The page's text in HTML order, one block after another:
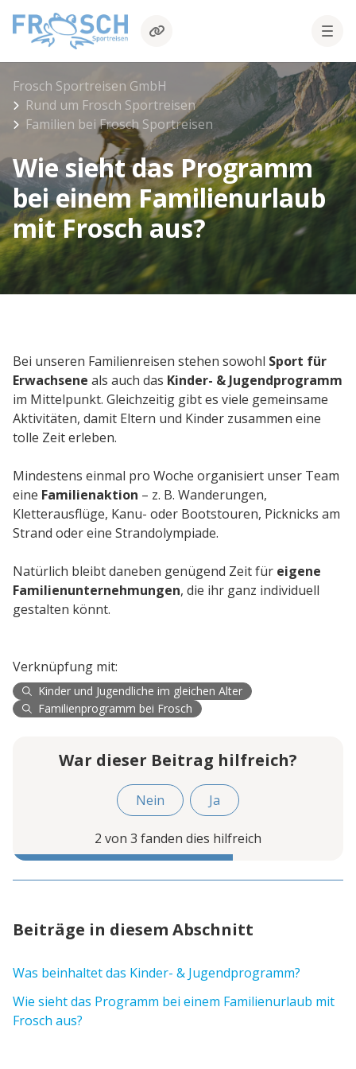
Frosch Sportreisen GmbH
Rund um Frosch Sportreisen
Familien bei Frosch Sportreisen
Wie sieht das Programm
bei einem Familienurlaub
mit Frosch aus?
Bei unseren Familienreisen stehen sowohl Sport für
Erwachsene als auch das Kinder- & Jugendprogramm
im Mittelpunkt. Gleichzeitig gibt es viele gemeinsame
Aktivitäten, damit Eltern und Kinder zusammen eine
tolle Zeit erleben.
Mindestens einmal pro Woche organisiert unser Team
eine Familienaktion – z. B. Wanderungen,
Kletterausflüge, Kanu- oder Bootstouren, Picknicks am
Strand oder eine Strandolympiade.
Natürlich bleibt daneben genügend Zeit für eigene
Familienunternehmungen, die ihr ganz individuell
gestalten könnt.
Verknüpfung mit:
Kinder und Jugendliche im gleichen Alter
Familienprogramm bei Frosch
War dieser Beitrag hilfreich?
Nein Ja
2 von 3 fanden dies hilfreich
Beiträge in diesem Abschnitt
Was beinhaltet das Kinder- & Jugendprogramm?
Wie sieht das Programm bei einem Familienurlaub mit
Frosch aus?